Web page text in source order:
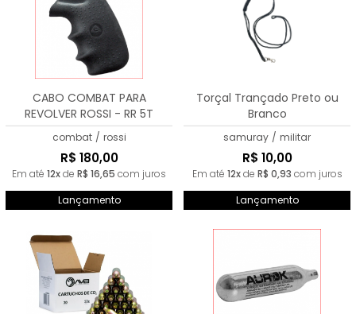
CABO COMBAT PARA
REVOLVER ROSSI - RR 5T
combat / rossi
R$ 180,00
Em até 12xde R$ 16,65 com juros
Lançamento
Torçal Trançado Preto ou
Branco
samuray / militar
R$ 10,00
Em até 12xde R$ 0,93 com juros
Lançamento